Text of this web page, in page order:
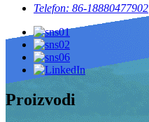
Telefon: 86-18880477902
Proizvodi